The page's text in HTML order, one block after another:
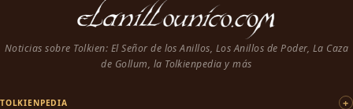
Noticias sobre Tolkien: El Señor de los Anillos, Los Anillos de Poder, La Caza
de Gollum, la Tolkienpedia y más
TOLKIENPEDIA